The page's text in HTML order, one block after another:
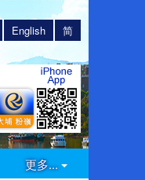
简
English
更多...